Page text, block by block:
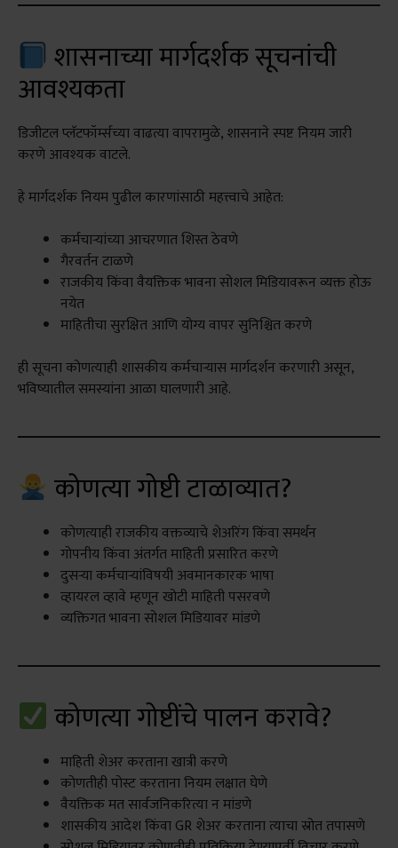
शासनाच्या मार्गदर्शक सूचनांची
आवश्यकता
डिजीटल प्लॅटफॉर्म्सच्या वाढत्या वापरामुळे, शासनाने स्पष्ट नियम जारी
करणे आवश्यक वाटले.
हे मार्गदर्शक नियम पुढील कारणांसाठी महत्त्वाचे आहेत:
कर्मचाऱ्यांच्या आचरणात शिस्त ठेवणे
गैरवर्तन टाळणे
राजकीय किंवा वैयक्तिक भावना सोशल मिडियावरून व्यक्त होऊ
नयेत
माहितीचा सुरक्षित आणि योग्य वापर सुनिश्चित करणे
ही सूचना कोणत्याही शासकीय कर्मचाऱ्यास मार्गदर्शन करणारी असून,
भविष्यातील समस्यांना आळा घालणारी आहे.
कोणत्या गोष्टी टाळाव्यात?
कोणत्याही राजकीय वक्तव्याचे शेअरिंग किंवा समर्थन
गोपनीय किंवा अंतर्गत माहिती प्रसारित करणे
दुसऱ्या कर्मचाऱ्यांविषयी अवमानकारक भाषा
व्हायरल व्हावे म्हणून खोटी माहिती पसरवणे
व्यक्तिगत भावना सोशल मिडियावर मांडणे
कोणत्या गोष्टींचे पालन करावे?
माहिती शेअर करताना खात्री करणे
कोणतीही पोस्ट करताना नियम लक्षात घेणे
वैयक्तिक मत सार्वजनिकरित्या न मांडणे
शासकीय आदेश किंवा GR शेअर करताना त्याचा स्रोत तपासणे